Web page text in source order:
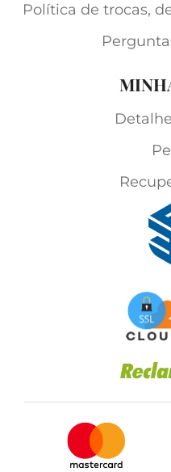
Política de trocas,